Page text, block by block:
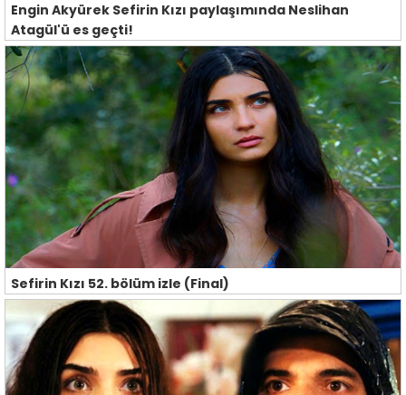
Engin Akyürek Sefirin Kızı paylaşımında Neslihan
Atagül'ü es geçti!
Sefirin Kızı 52. bölüm izle (Final)